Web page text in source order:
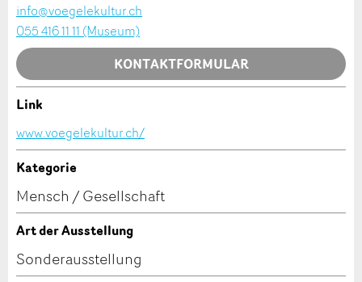
NACHRICHT SENDEN
Schliessen
Telefon *:
Nachricht:
* Pflichtfeld
Information: Zur Qualitätssicherung wird eine Kopie der
E-Mail an guidle gesendet.
This site is protected by reCAPTCHA and the GooglePrivacy
PolicyandTerms of Service
info@voegelekultur.ch
055 416 11 11 (Museum)
KONTAKTFORMULAR
Kontakt
Verfassen Sie eine Nachricht für die Kontaktpersonen
Link
www.voegelekultur.ch/
Kategorie
Mensch / Gesellschaft
Art der Ausstellung
Sonderausstellung